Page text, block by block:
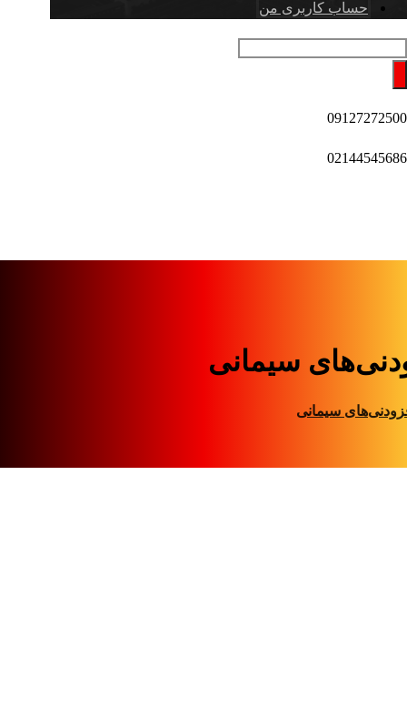
حساب کاربری من
09127272500
02144545686
سیمانی
سیمانی